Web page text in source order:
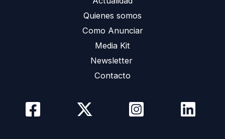
Quienes somos
Como Anunciar
Media Kit
Newsletter
Contacto